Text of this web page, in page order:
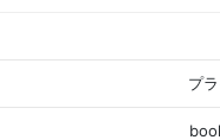
プ